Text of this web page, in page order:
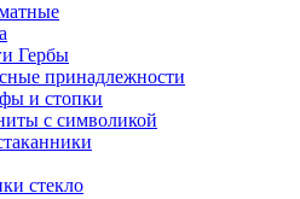
Гербы
принадлежности
и стопки
с символикой
стекло